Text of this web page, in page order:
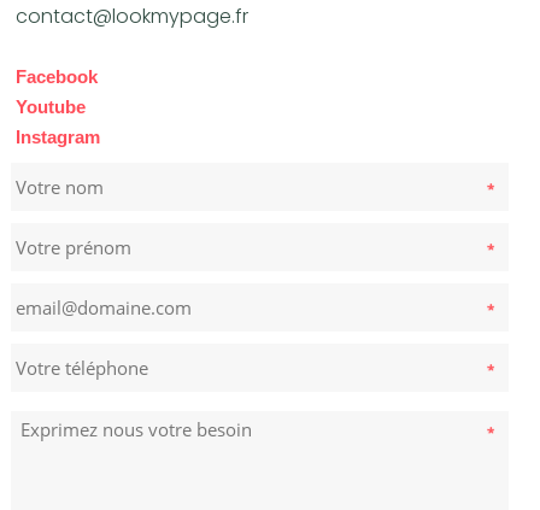
contact@lookmypage.fr
Facebook
Youtube
Instagram